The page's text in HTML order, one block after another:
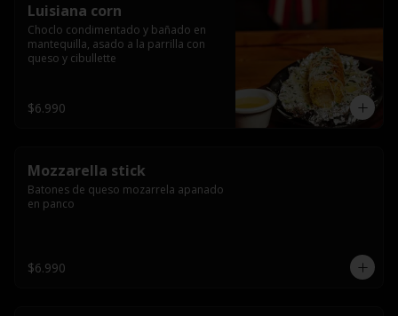
Luisiana corn
Choclo condimentado y bañado en
mantequilla, asado a la parrilla con
queso y cibullette
$6.990
Mozzarella stick
Batones de queso mozarrela apanado
en panco
$6.990